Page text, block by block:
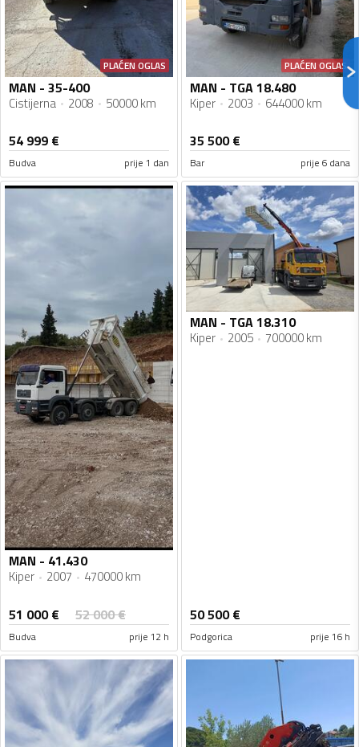
PLAĆEN OGLAS
MAN - 35-400
Cistijerna 2008 50000 km
54 999 €
Budva prije 1 dan
PLAĆEN OGLAS
MAN - TGA 18.480
Kiper 2003 644000 km
35 500€
Bar prije 6 dana
MAN - 41.430
Kiper 2007 470000 km
51 000€ 52 000€
Budva prije 12 h
MAN - TGA 18.310
Kiper 2005 700000 km
50 500€
Podgorica prije 16 h